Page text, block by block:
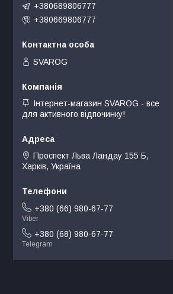
+380689806777
+380669806777
SVAROG
Інтернет-магазин SVAROG - все
для активного відпочинку!
Проспект Льва Ландау 155 Б,
Харків, Україна
+380 (66) 980-67-77
Viber
+380 (68) 980-67-77
Telegram